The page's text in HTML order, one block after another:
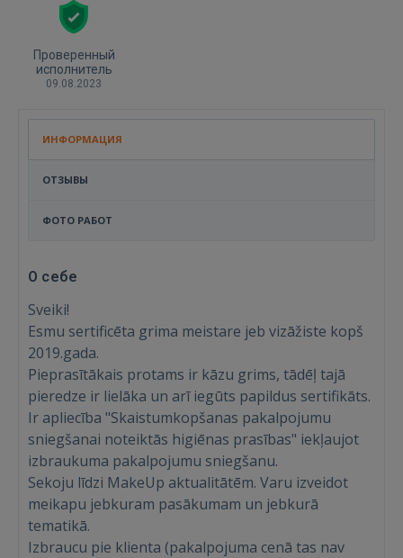
Войти
Проверенный
исполнитель
09.08.2023
ИНФОРМАЦИЯ
ОТЗЫВЫ
ФОТО РАБОТ
О себе
Sveiki!
Esmu sertificēta grima meistare jeb vizāžiste kopš
2019.gada.
Pieprasītākais protams ir kāzu grims, tādēļ tajā
pieredze ir lielāka un arī iegūts papildus sertifikāts.
Ir apliecība "Skaistumkopšanas pakalpojumu
sniegšanai noteiktās higiēnas prasības" iekļaujot
izbraukuma pakalpojumu sniegšanu.
Sekoju līdzi MakeUp aktualitātēm. Varu izveidot
meikapu jebkuram pasākumam un jebkurā
tematikā.
Izbraucu pie klienta (pakalpojuma cenā tas nav